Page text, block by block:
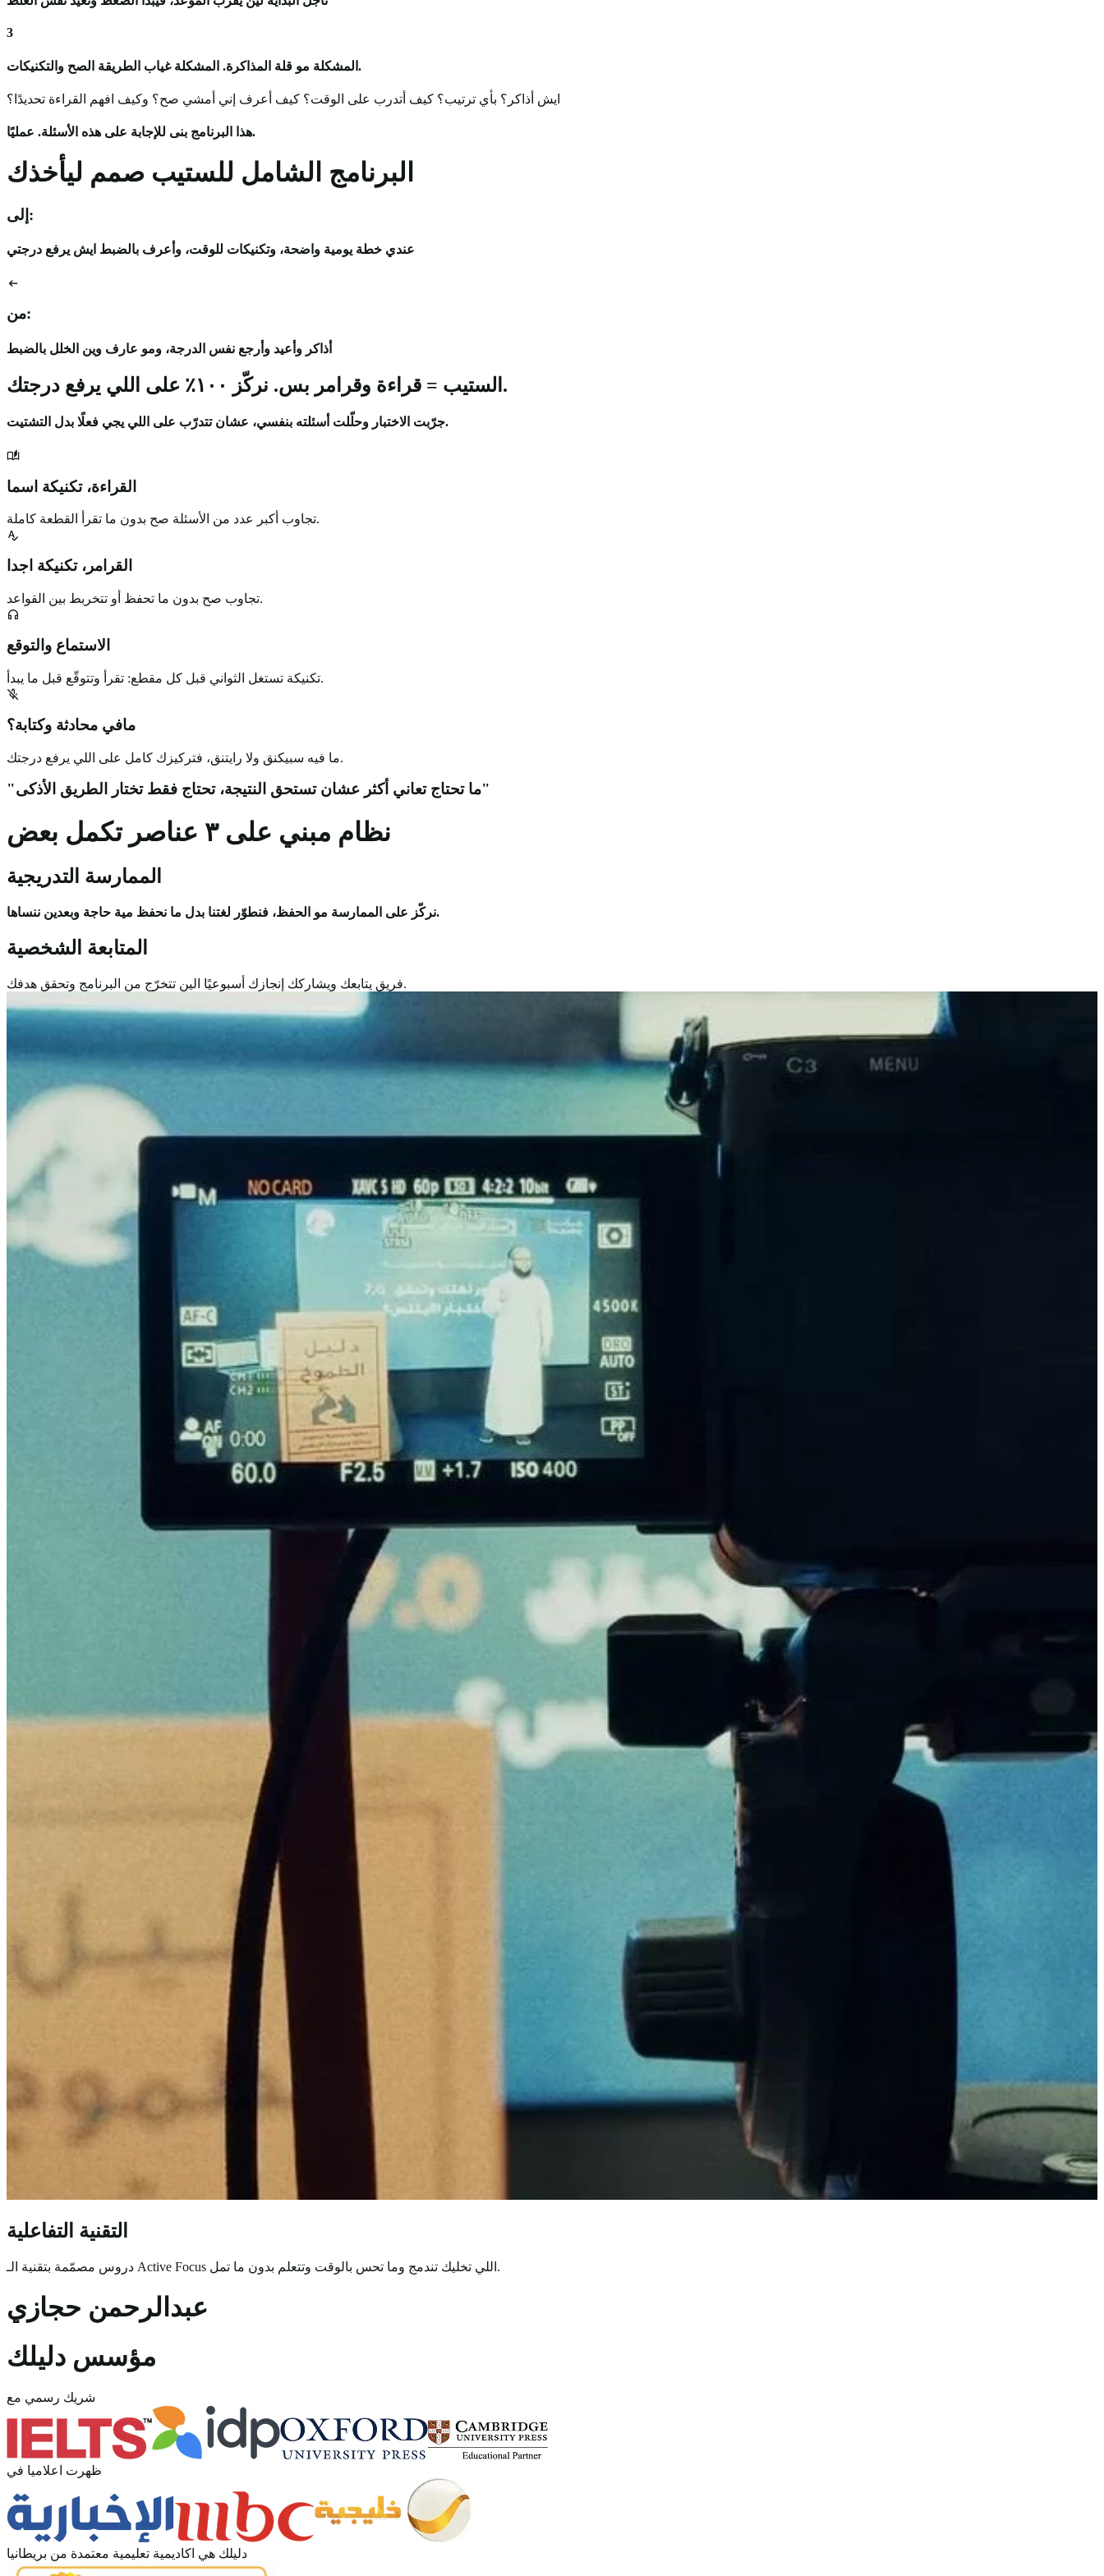
3
المشكلة مو قلة المذاكرة. المشكلة غياب الطريقة الصح والتكنيكات.
ايش أذاكر؟ بأي ترتيب؟ كيف أتدرب على الوقت؟ كيف أعرف إني أمشي صح؟ وكيف افهم القراءة تحديدًا؟
هذا البرنامج بنى للإجابة على هذه الأسئلة. عمليًا.
البرنامج الشامل للستيب صمم ليأخذك
إلى:
عندي خطة يومية واضحة، وتكنيكات للوقت، وأعرف بالضبط ايش يرفع درجتي
من:
أذاكر وأعيد وأرجع نفس الدرجة، ومو عارف وين الخلل بالضبط
الستيب = قراءة وقرامر بس. نركّز ١٠٠٪ على اللي يرفع درجتك.
جرّبت الاختبار وحلّلت أسئلته بنفسي، عشان تتدرّب على اللي يجي فعلًا بدل التشتيت.
القراءة، تكنيكة اسما
تجاوب أكبر عدد من الأسئلة صح بدون ما تقرأ القطعة كاملة.
القرامر، تكنيكة اجدا
تجاوب صح بدون ما تحفظ أو تتخربط بين القواعد.
الاستماع والتوقع
تكنيكة تستغل الثواني قبل كل مقطع: تقرأ وتتوقّع قبل ما يبدأ.
مافي محادثة وكتابة؟
ما فيه سبيكنق ولا رايتنق، فتركيزك كامل على اللي يرفع درجتك.
"ما تحتاج تعاني أكثر عشان تستحق النتيجة، تحتاج فقط تختار الطريق الأذكى"
نظام مبني على ٣ عناصر تكمل بعض
الممارسة التدريجية
نركّز على الممارسة مو الحفظ، فنطوّر لغتنا بدل ما نحفظ مية حاجة وبعدين ننساها.
المتابعة الشخصية
فريق يتابعك ويشاركك إنجازك أسبوعيًا الين تتخرّج من البرنامج وتحقق هدفك.
التقنية التفاعلية
دروس مصمّمة بتقنية الـ Active Focus اللي تخليك تندمج وما تحس بالوقت وتتعلم بدون ما تمل.
عبدالرحمن حجازي
مؤسس دليلك
شريك رسمي مع
ظهرت اعلاميا في
دليلك هي اكاديمية تعليمية معتمدة من بريطانيا